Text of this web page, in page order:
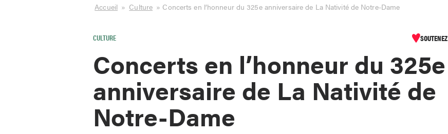
Accueil » Culture » Concerts en l’honneur du 325e anniversaire de La Nativité de Notre-Dame
CULTURE SOUTENEZ
Concerts en l’honneur du 325e
anniversaire de La Nativité de
Notre-Dame